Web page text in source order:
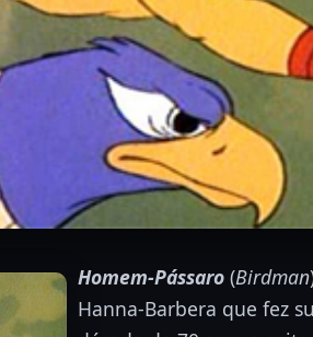
Homem-Pássaro (Birdman
Hanna-Barbera que fez